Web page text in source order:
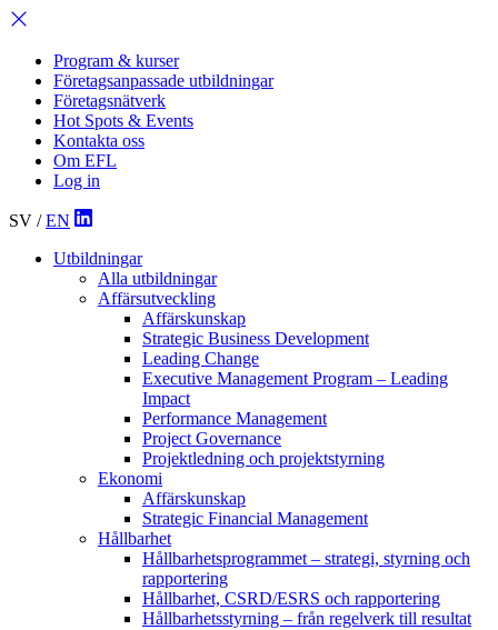
Program & kurser
Företagsanpassade utbildningar
Företagsnätverk
Hot Spots & Events
Kontakta oss
Om EFL
Log in
SV /EN
Utbildningar
Alla utbildningar
Affärsutveckling
Affärskunskap
Strategic Business Development
Leading Change
Executive Management Program – Leading
Impact
Performance Management
Project Governance
Projektledning och projektstyrning
Ekonomi
Affärskunskap
Strategic Financial Management
Hållbarhet
Hållbarhetsprogrammet – strategi, styrning och
rapportering
Hållbarhet, CSRD/ESRS och rapportering
Hållbarhetsstyrning – från regelverk till resultat